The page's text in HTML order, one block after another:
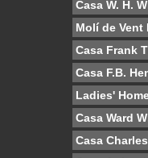
Casa W. H.
Molí de Vent
Casa Frank
Casa F.B.
Ladies'
Casa Ward
Casa